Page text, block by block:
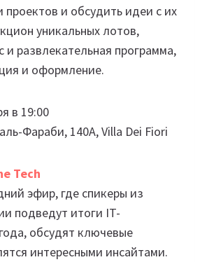
проектов и обсудить идеи с их
уникальных лотов,
и развлекательная программа,
и оформление.
в 19:00
Фараби, 140А, Villa Dei Fiori
Tech
эфир, где спикеры из
подведут итоги IT-
обсудят ключевые
интересными инсайтами.